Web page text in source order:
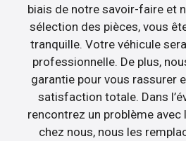
biais de notre savoir-faire et
sélection des pièces, vous
tranquille. Votre véhicule
professionnelle. De plus,
garantie pour vous rassurer
satisfaction totale. Dans
rencontrez un problème avec
chez nous, nous les